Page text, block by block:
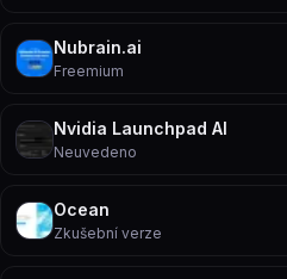
Nubrain.ai
Freemium
Nvidia Launchpad AI
Neuvedeno
Ocean
Zkušební verze